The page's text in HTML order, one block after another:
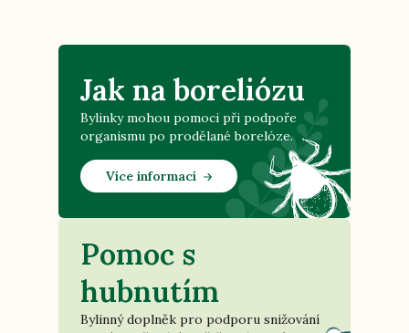
Jak na boreliózu
Bylinky mohou pomoci při podpoře
organismu po prodělané borelóze.
Více informací
Pomoc s
hubnutím
Bylinný doplněk pro podporu snižování